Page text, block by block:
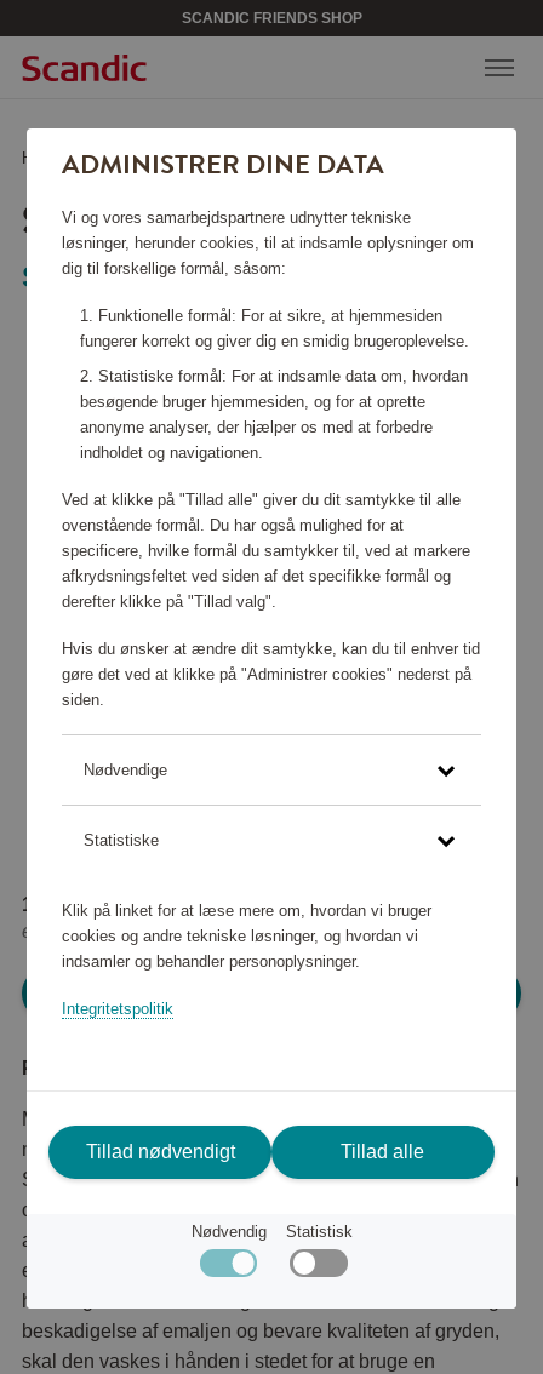
SCANDIC FRIENDS SHOP
Hjem /Køkkentilbehør/Gryder & kasseroller / Støbejernsgryde
STØBEJERNSGRYDE
Sabor
101 970 point
eller
927 kr
Produktbeskrivelse
Med Sabors støbejernsgryde i dit køkken vil du kunne
nyde mange års kulinarisk glæde og kreativ madlavning.
Sabors støbejernsgryde imponerer med sit robuste design
og høje kvalitet, som garanterer langtidsbrug. Fremstillet
af slidstærkt støbejern er det en alsidig ledsager. Gryden
er kompatibel med alle varmekilder, inklusive induktion,
hvilket gør den uundværlig i ethvert køkken. For at undgå
beskadigelse af emaljen og bevare kvaliteten af ​​gryden,
skal den vaskes i hånden i stedet for at bruge en
ADMINISTRER DINE DATA
Vi og vores samarbejdspartnere udnytter tekniske
løsninger, herunder cookies, til at indsamle oplysninger om
dig til forskellige formål, såsom:
Funktionelle formål: For at sikre, at hjemmesiden
fungerer korrekt og giver dig en smidig brugeroplevelse.
Statistiske formål: For at indsamle data om, hvordan
besøgende bruger hjemmesiden, og for at oprette
anonyme analyser, der hjælper os med at forbedre
indholdet og navigationen.
Ved at klikke på "Tillad alle" giver du dit samtykke til alle
ovenstående formål. Du har også mulighed for at
specificere, hvilke formål du samtykker til, ved at markere
afkrydsningsfeltet ved siden af det specifikke formål og
derefter klikke på "Tillad valg".
Hvis du ønsker at ændre dit samtykke, kan du til enhver tid
gøre det ved at klikke på "Administrer cookies" nederst på
siden.
Nødvendige
Statistiske
Klik på linket for at læse mere om, hvordan vi bruger
cookies og andre tekniske løsninger, og hvordan vi
indsamler og behandler personoplysninger.
Integritetspolitik
Tillad nødvendigt Tillad alle
Nødvendig Statistisk